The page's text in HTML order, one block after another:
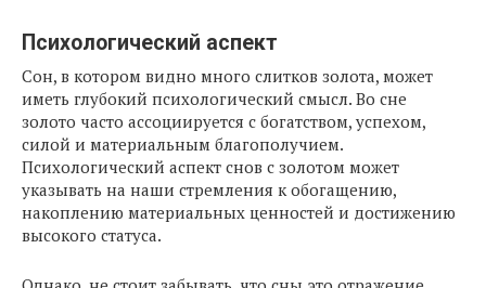
Психологический аспект
Сон, в котором видно много слитков золота, может
иметь глубокий психологический смысл. Во сне
золото часто ассоциируется с богатством, успехом,
силой и материальным благополучием.
Психологический аспект снов с золотом может
указывать на наши стремления к обогащению,
накоплению материальных ценностей и достижению
высокого статуса.